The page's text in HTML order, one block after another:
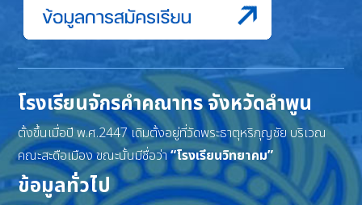
โรงเรียนจักรคำคณาทร จังหวัดลำพูน
ตั้งขึ้นเมื่อปี พ.ศ.2447 เดิมตั้งอยู่ที่วัดพระธาตุหริภุญชัย บริเวณ
คณะสะดือเมือง ขณะนั้นมีชื่อว่า“โรงเรียนวิทยาคม”
ข้อมูลทั่วไป